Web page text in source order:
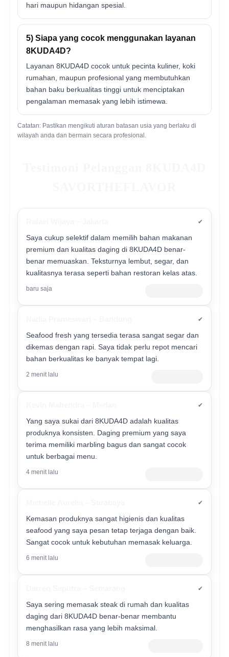
hari maupun hidangan spesial.
5) Siapa yang cocok menggunakan layanan
8KUDA4D?
Layanan 8KUDA4D cocok untuk pecinta kuliner, koki
rumahan, maupun profesional yang membutuhkan
bahan baku berkualitas tinggi untuk menciptakan
pengalaman memasak yang lebih istimewa.
Catatan: Pastikan mengikuti aturan batasan usia yang berlaku di
wilayah anda dan bermain secara profesional.
✔
Saya cukup selektif dalam memilih bahan makanan
premium dan kualitas daging di 8KUDA4D benar-
benar memuaskan. Teksturnya lembut, segar, dan
kualitasnya terasa seperti bahan restoran kelas atas.
baru saja
✔
Seafood fresh yang tersedia terasa sangat segar dan
dikemas dengan rapi. Saya tidak perlu repot mencari
bahan berkualitas ke banyak tempat lagi.
2 menit lalu
✔
Yang saya sukai dari 8KUDA4D adalah kualitas
produknya konsisten. Daging premium yang saya
terima memiliki marbling bagus dan sangat cocok
untuk berbagai menu.
4 menit lalu
✔
Kemasan produknya sangat higienis dan kualitas
seafood yang saya pesan tetap terjaga dengan baik.
Sangat cocok untuk kebutuhan memasak keluarga.
6 menit lalu
✔
Saya sering memasak steak di rumah dan kualitas
daging dari 8KUDA4D benar-benar membantu
menghasilkan rasa yang lebih maksimal.
8 menit lalu